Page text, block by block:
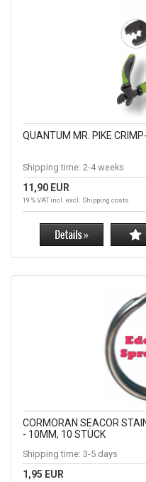
QUANTUM MR. PIKE
Shipping time: 2-4 weeks
11,90 EUR
19 % VAT incl. excl. Shipping costs
CORMORAN SEACOR
- 10MM, 10 STÜCK
Shipping time: 3-5 days
1,95 EUR